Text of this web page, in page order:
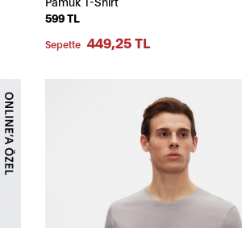
599 TL
Sepette 449,25 TL